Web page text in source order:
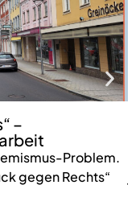
–
Problem.
gegen Rechts“